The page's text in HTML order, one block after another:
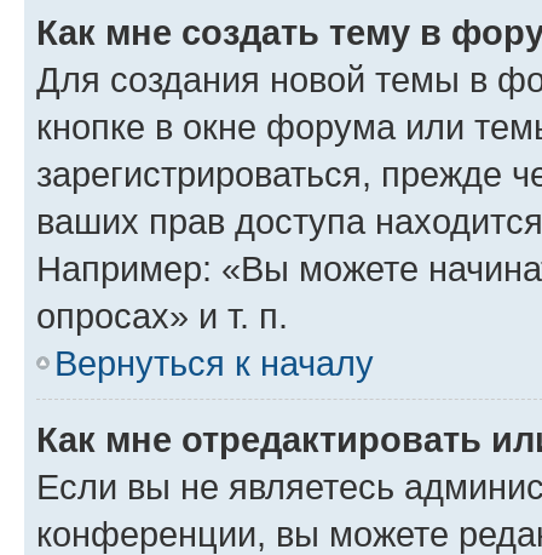
Как мне создать тему в
Для создания новой темы в
кнопке в окне форума или
зарегистрироваться, прежде
ваших прав доступа
Например: «Вы можете
опросах» и т. п.
Вернуться к началу
Как мне отредактировать
Если вы не являетесь
конференции, вы можете